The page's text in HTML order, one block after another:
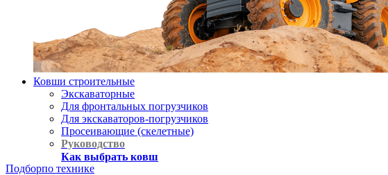
Ковши строительные
Экскаваторные
Для фронтальных погрузчиков
Для экскаваторов-погрузчиков
Просеивающие (скелетные)
Руководство
Как выбрать ковш
Подборпо технике